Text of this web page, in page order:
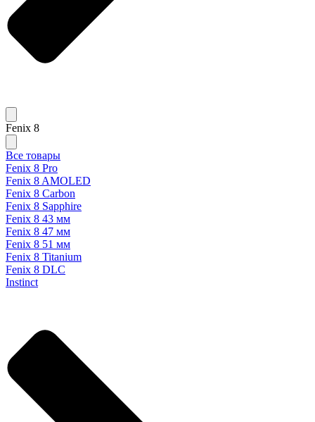
Fenix 8
Все товары
Fenix 8 Pro
Fenix 8 AMOLED
Fenix 8 Carbon
Fenix 8 Sapphire
Fenix 8 43 мм
Fenix 8 47 мм
Fenix 8 51 мм
Fenix 8 Titanium
Fenix 8 DLC
Instinct